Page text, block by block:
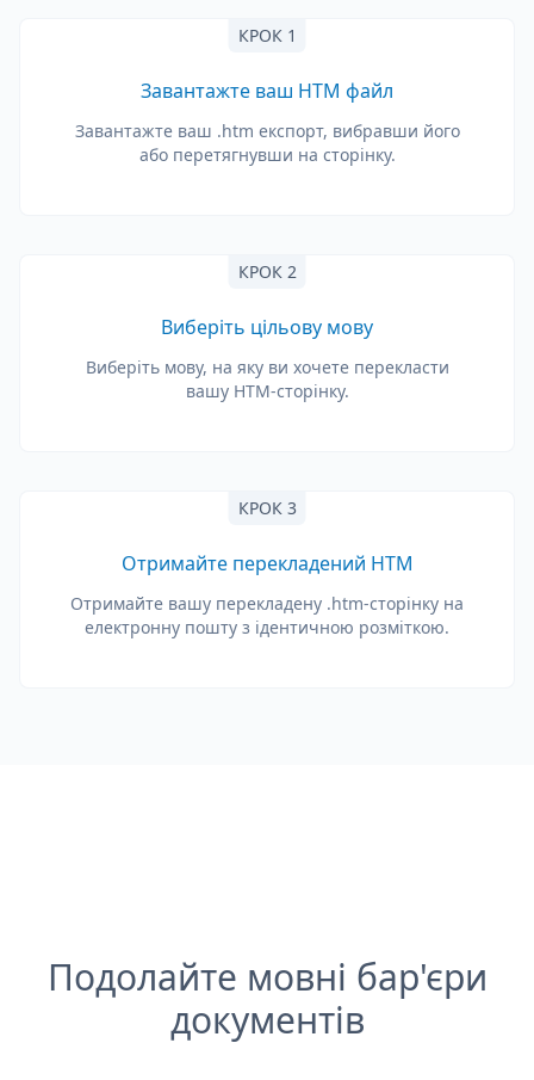
КРОК 1
Завантажте ваш HTM файл
Завантажте ваш .htm експорт, вибравши його
або перетягнувши на сторінку.
КРОК 2
Виберіть цільову мову
Виберіть мову, на яку ви хочете перекласти
вашу HTM-сторінку.
КРОК 3
Отримайте перекладений HTM
Отримайте вашу перекладену .htm-сторінку на
електронну пошту з ідентичною розміткою.
Подолайте мовні бар'єри
документів